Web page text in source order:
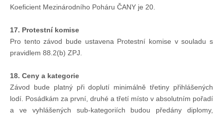
Koeficient Mezinárodního Poháru ČANY je 20.
17. Protestní komise
Pro tento závod bude ustavena Protestní komise v souladu s
pravidlem 88.2(b) ZPJ.
18. Ceny a kategorie
Závod bude platný při doplutí minimálně třetiny přihlášených
lodí. Posádkám za první, druhé a třetí místo v absolutním pořadí
a ve vyhlášených sub-kategoriích budou předány diplomy,